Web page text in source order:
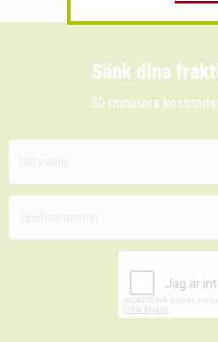
Sänk dina
30 minuters